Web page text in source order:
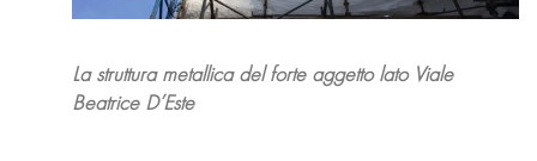
La struttura metallica del forte aggetto lato Viale
Beatrice D’Este